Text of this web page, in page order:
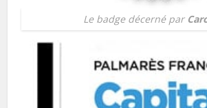
Le badge décerné par